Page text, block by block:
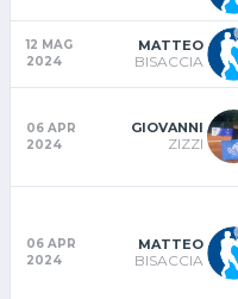
12 MAG
2024
MATTEO
BISACCIA
06 APR
2024
GIOVANNI
ZIZZI
06 APR
2024
MATTEO
BISACCIA